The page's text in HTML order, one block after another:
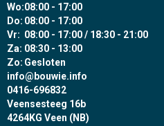
Wo:08:00 - 17:00
Do: 08:00 - 17:00
Vr: 08:00 - 17:00 / 18:30 - 21:00
Za: 08:30 - 13:00
Zo: Gesloten
info@bouwie.info
0416-696832
Veensesteeg 16b
4264KG Veen (NB)